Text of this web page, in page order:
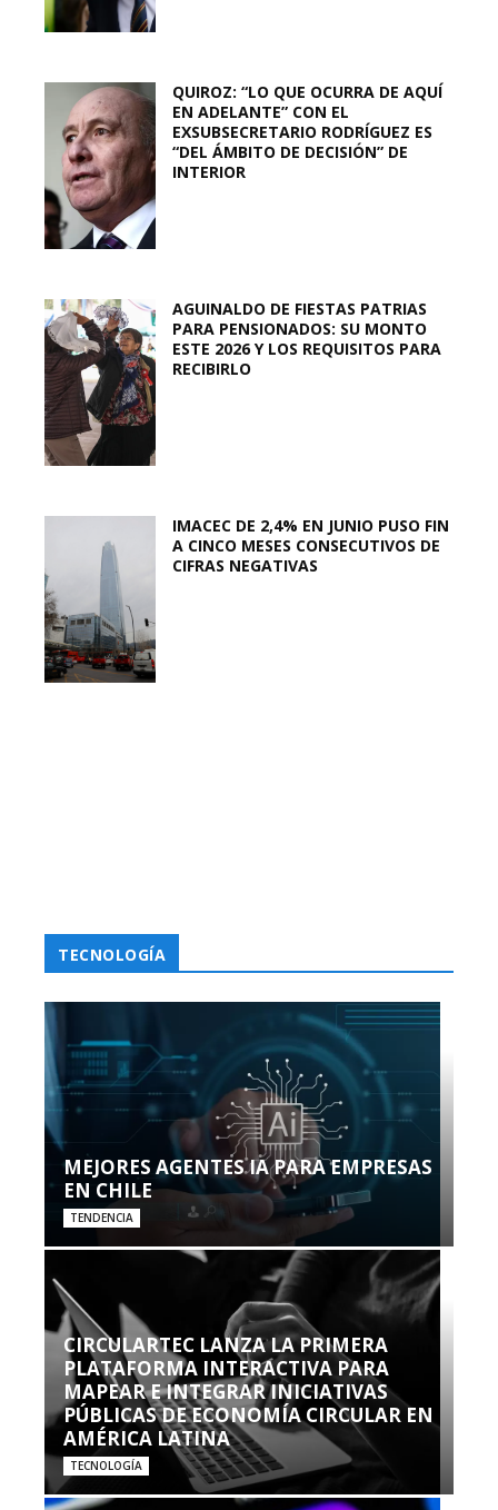
QUIROZ: “LO QUE OCURRA DE AQUÍ
EN ADELANTE” CON EL
EXSUBSECRETARIO RODRÍGUEZ ES
“DEL ÁMBITO DE DECISIÓN” DE
INTERIOR
AGUINALDO DE FIESTAS PATRIAS
PARA PENSIONADOS: SU MONTO
ESTE 2026 Y LOS REQUISITOS PARA
RECIBIRLO
IMACEC DE 2,4% EN JUNIO PUSO FIN
A CINCO MESES CONSECUTIVOS DE
CIFRAS NEGATIVAS
TECNOLOGÍA
MEJORES AGENTES IA PARA EMPRESAS
EN CHILE
TENDENCIA
CIRCULARTEC LANZA LA PRIMERA
PLATAFORMA INTERACTIVA PARA
MAPEAR E INTEGRAR INICIATIVAS
PÚBLICAS DE ECONOMÍA CIRCULAR EN
AMÉRICA LATINA
TECNOLOGÍA